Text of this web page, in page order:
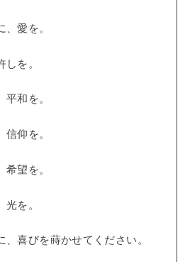
愛を。
を。
和を。
仰を。
望を。
を。
喜びを蒔かせてください。